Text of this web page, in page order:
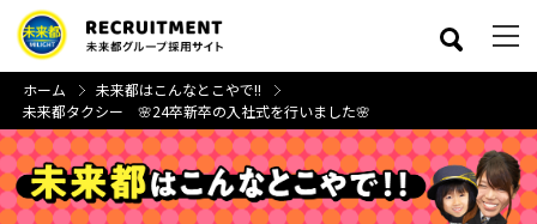
ホーム
未来都はこんなとこやで!!
未来都タクシー 🌸24卒新卒の入社式を行いました🌸